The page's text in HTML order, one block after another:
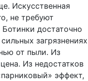
Искусственная
не требуют
достаточно
загрязнениях
от пыли. Из
Из недостатков
эффект,